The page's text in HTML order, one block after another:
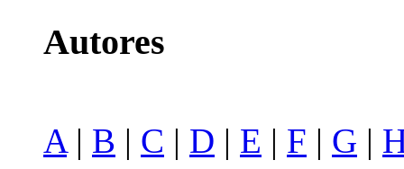
Autores
A| B | C | D | E | F | G |